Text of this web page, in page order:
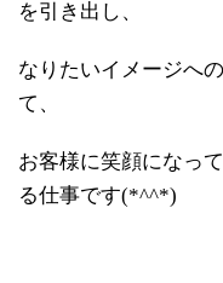
を引き出し、
なりたいイメージへ
て、
お客様に笑顔になっ
る仕事です(*^^*)